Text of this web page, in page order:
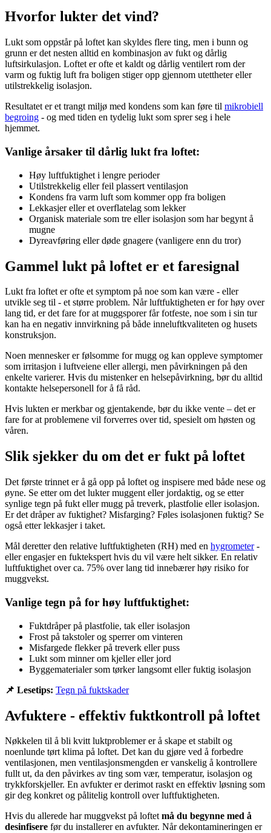
Hvorfor lukter det vind?
Lukt som oppstår på loftet kan skyldes flere ting, men i bunn og
grunn er det nesten alltid en kombinasjon av fukt og dårlig
luftsirkulasjon. Loftet er ofte et kaldt og dårlig ventilert rom der
varm og fuktig luft fra boligen stiger opp gjennom utettheter eller
utilstrekkelig isolasjon.
Resultatet er et trangt miljø med kondens som kan føre til mikrobiell
begroing - og med tiden en tydelig lukt som sprer seg i hele
hjemmet.
Vanlige årsaker til dårlig lukt fra loftet:
Høy luftfuktighet i lengre perioder
Utilstrekkelig eller feil plassert ventilasjon
Kondens fra varm luft som kommer opp fra boligen
Lekkasjer eller et overflatelag som lekker
Organisk materiale som tre eller isolasjon som har begynt å
mugne
Dyreavføring eller døde gnagere (vanligere enn du tror)
Gammel lukt på loftet er et faresignal
Lukt fra loftet er ofte et symptom på noe som kan være - eller
utvikle seg til - et større problem. Når luftfuktigheten er for høy over
lang tid, er det fare for at muggsporer får fotfeste, noe som i sin tur
kan ha en negativ innvirkning på både inneluftkvaliteten og husets
konstruksjon.
Noen mennesker er følsomme for mugg og kan oppleve symptomer
som irritasjon i luftveiene eller allergi, men påvirkningen på den
enkelte varierer. Hvis du mistenker en helsepåvirkning, bør du alltid
kontakte helsepersonell for å få råd.
Hvis lukten er merkbar og gjentakende, bør du ikke vente – det er
fare for at problemene vil forverres over tid, spesielt om høsten og
våren.
Slik sjekker du om det er fukt på loftet
Det første trinnet er å gå opp på loftet og inspisere med både nese og
øyne. Se etter om det lukter muggent eller jordaktig, og se etter
synlige tegn på fukt eller mugg på treverk, plastfolie eller isolasjon.
Er det dråper av fuktighet? Misfarging? Føles isolasjonen fuktig? Se
også etter lekkasjer i taket.
Mål deretter den relative luftfuktigheten (RH) med en hygrometer-
eller engasjer en fuktekspert hvis du vil være helt sikker. En relativ
luftfuktighet over ca. 75% over lang tid innebærer høy risiko for
muggvekst.
Vanlige tegn på for høy luftfuktighet:
Fuktdråper på plastfolie, tak eller isolasjon
Frost på takstoler og sperrer om vinteren
Misfargede flekker på treverk eller puss
Lukt som minner om kjeller eller jord
Byggematerialer som tørker langsomt eller fuktig isolasjon
📌 Lesetips: Tegn på fuktskader
Avfuktere - effektiv fuktkontroll på loftet
Nøkkelen til å bli kvitt luktproblemer er å skape et stabilt og
noenlunde tørt klima på loftet. Det kan du gjøre ved å forbedre
ventilasjonen, men ventilasjonsmengden er vanskelig å kontrollere
fullt ut, da den påvirkes av ting som vær, temperatur, isolasjon og
trykkforskjeller. En avfukter er derimot raskt en effektiv løsning som
gir deg konkret og pålitelig kontroll over luftfuktigheten.
Hvis du allerede har muggvekst på loftetmå du begynne med å
desinfisere før du installerer en avfukter. Når dekontamineringen er